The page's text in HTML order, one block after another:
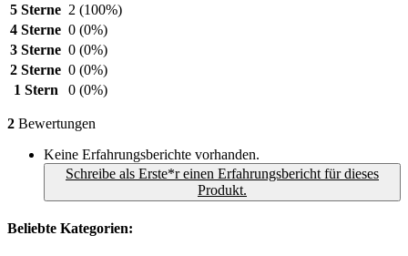
5 Sterne 2 (100%)
4 Sterne 0 (0%)
3 Sterne 0 (0%)
2 Sterne 0 (0%)
1 Stern
0 (0%)
2 Bewertungen
Keine Erfahrungsberichte vorhanden.
Schreibe als Erste*r einen Erfahrungsbericht für dieses
Produkt.
Beliebte Kategorien: